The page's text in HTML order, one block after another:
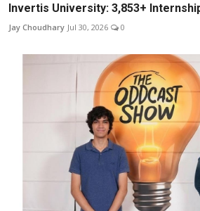
Invertis University: 3,853+
Jay Choudhary Jul 30, 2026 0